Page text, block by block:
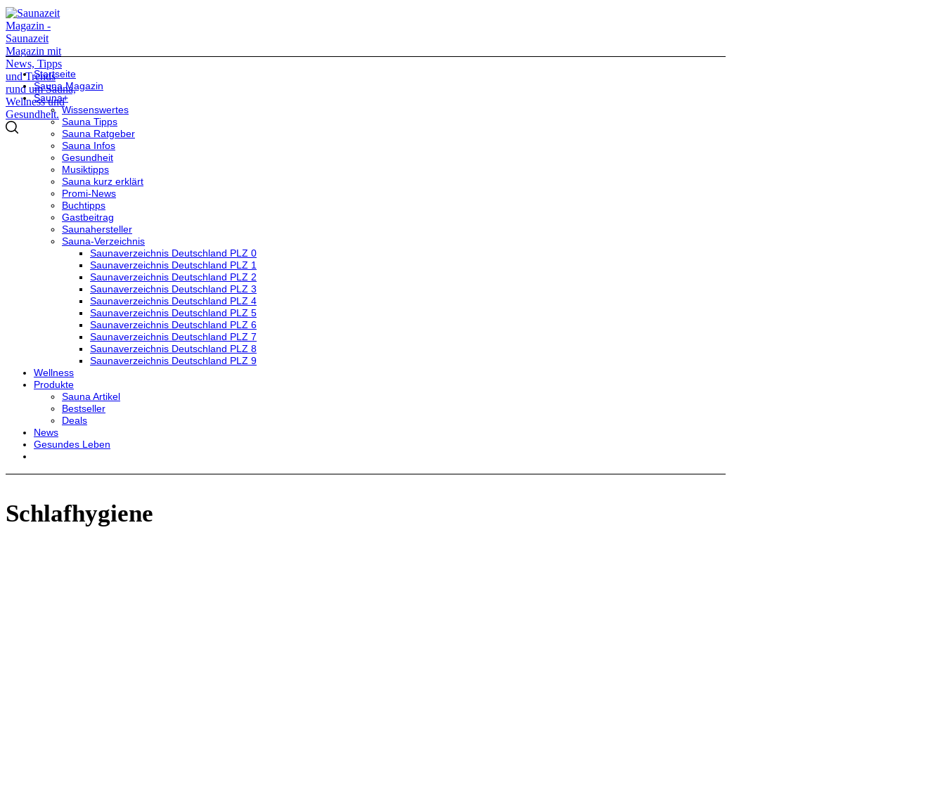
Startseite
Sauna Magazin
Sauna+
Wissenswertes
Sauna Tipps
Sauna Ratgeber
Sauna Infos
Gesundheit
Musiktipps
Sauna kurz erklärt
Promi-News
Buchtipps
Gastbeitrag
Saunahersteller
Sauna-Verzeichnis
Saunaverzeichnis Deutschland PLZ 0
Saunaverzeichnis Deutschland PLZ 1
Saunaverzeichnis Deutschland PLZ 2
Saunaverzeichnis Deutschland PLZ 3
Saunaverzeichnis Deutschland PLZ 4
Saunaverzeichnis Deutschland PLZ 5
Saunaverzeichnis Deutschland PLZ 6
Saunaverzeichnis Deutschland PLZ 7
Saunaverzeichnis Deutschland PLZ 8
Saunaverzeichnis Deutschland PLZ 9
Wellness
Produkte
Sauna Artikel
Bestseller
Deals
News
Gesundes Leben
Schlafhygiene